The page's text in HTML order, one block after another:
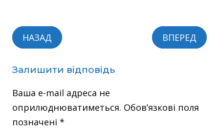
НАЗАД ВПЕРЕД
Залишити відповідь
Ваша e-mail адреса не
оприлюднюватиметься. Обов’язкові поля
позначені *